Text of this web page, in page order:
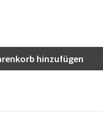
hinzufügen